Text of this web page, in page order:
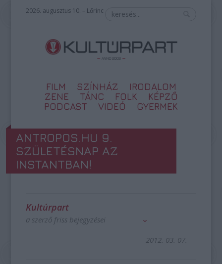
2026. augusztus 10. – Lőrinc
FILM SZÍNHÁZ
IRODALOM
ZENE
TÁNC FOLK
KÉPZŐ
PODCAST
VIDEÓ GYERMEK
ANTROPOS.HU 9.
SZÜLETÉSNAP AZ
INSTANTBAN!
Kultúrpart
a szerző friss bejegyzései
2012. 03. 07.